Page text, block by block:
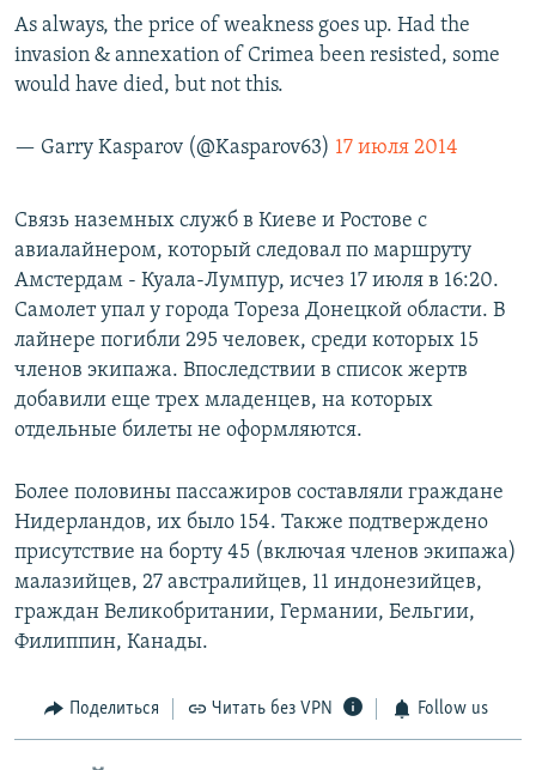
As always, the price of weakness goes up. Had the
invasion & annexation of Crimea been resisted, some
would have died, but not this.
— Garry Kasparov (@Kasparov63) 17 июля 2014
Связь наземных служб в Киеве и Ростове с
авиалайнером, который следовал по маршруту
Амстердам - Куала-Лумпур, исчез 17 июля в 16:20.
Самолет упал у города Тореза Донецкой области. В
лайнере погибли 295 человек, среди которых 15
членов экипажа. Впоследствии в список жертв
добавили еще трех младенцев, на которых
отдельные билеты не оформляются.
Более половины пассажиров составляли граждане
Нидерландов, их было 154. Также подтверждено
присутствие на борту 45 (включая членов экипажа)
малазийцев, 27 австралийцев, 11 индонезийцев,
граждан Великобритании, Германии, Бельгии,
Филиппин, Канады.
Поделиться Читать без VPN Follow us